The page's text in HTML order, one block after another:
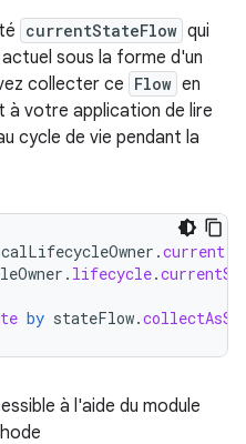
currentStateFlow qui
actuel sous la forme d'un
collecter ce Flow en
à votre application de lire
cycle de vie pendant la
.current
. lifecycle.
by stateFlow.
à l'aide du module